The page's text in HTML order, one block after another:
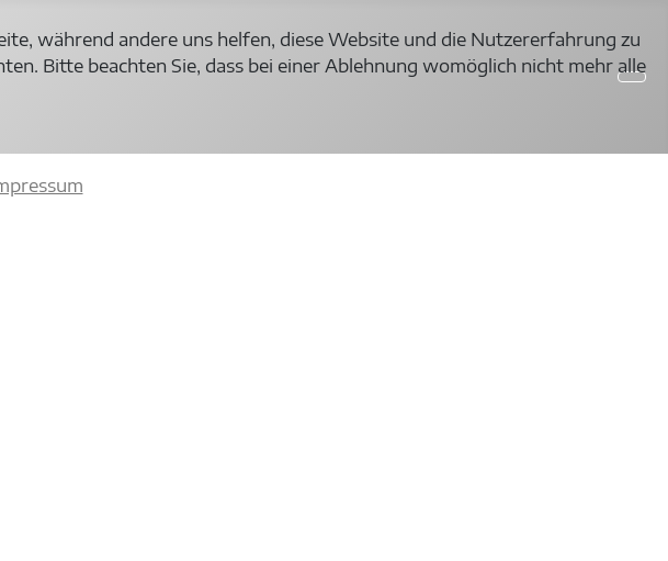
während andere uns helfen, diese Website und die Nutzererfahrung zu
Bitte beachten Sie, dass bei einer Ablehnung womöglich nicht mehr alle